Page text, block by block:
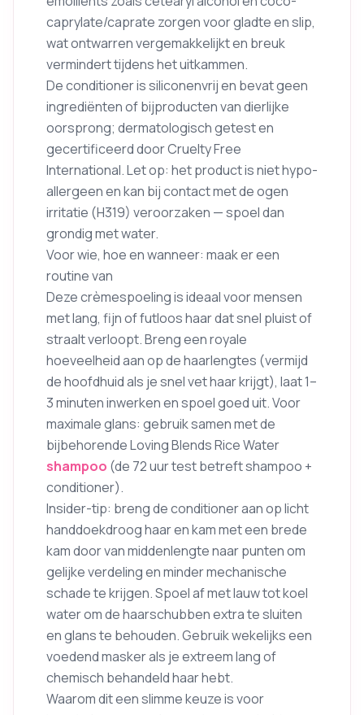
caprylate/caprate zorgen voor gladte en slip,
wat ontwarren vergemakkelijkt en breuk
vermindert tijdens het uitkammen.
De conditioner is siliconenvrij en bevat geen
ingrediënten of bijproducten van dierlijke
oorsprong; dermatologisch getest en
gecertificeerd door Cruelty Free
International. Let op: het product is niet hypo-
allergeen en kan bij contact met de ogen
irritatie (H319) veroorzaken — spoel dan
grondig met water.
Voor wie, hoe en wanneer: maak er een
routine van
Deze crèmespoeling is ideaal voor mensen
met lang, fijn of futloos haar dat snel pluist of
straalt verloopt. Breng een royale
hoeveelheid aan op de haarlengtes (vermijd
de hoofdhuid als je snel vet haar krijgt), laat 1–
3 minuten inwerken en spoel goed uit. Voor
maximale glans: gebruik samen met de
bijbehorende Loving Blends Rice Water
shampoo (de 72 uur test betreft shampoo +
conditioner).
Insider-tip: breng de conditioner aan op licht
handdoekdroog haar en kam met een brede
kam door van middenlengte naar punten om
gelijke verdeling en minder mechanische
schade te krijgen. Spoel af met lauw tot koel
water om de haarschubben extra te sluiten
en glans te behouden. Gebruik wekelijks een
voedend masker als je extreem lang of
chemisch behandeld haar hebt.
Waarom dit een slimme keuze is voor